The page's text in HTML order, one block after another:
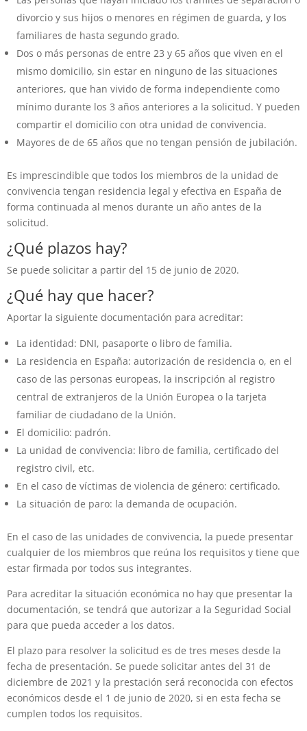
divorcio y sus hijos o menores en régimen de guarda, y los
familiares de hasta segundo grado.
Dos o más personas de entre 23 y 65 años que viven en el
mismo domicilio, sin estar en ninguno de las situaciones
anteriores, que han vivido de forma independiente como
mínimo durante los 3 años anteriores a la solicitud. Y pueden
compartir el domicilio con otra unidad de convivencia.
Mayores de de 65 años que no tengan pensión de jubilación.
Es imprescindible que todos los miembros de la unidad de
convivencia tengan residencia legal y efectiva en España de
forma continuada al menos durante un año antes de la
solicitud.
¿Qué plazos hay?
Se puede solicitar a partir del 15 de junio de 2020.
¿Qué hay que hacer?
Aportar la siguiente documentación para acreditar:
La identidad: DNI, pasaporte o libro de familia.
La residencia en España: autorización de residencia o, en el
caso de las personas europeas, la inscripción al registro
central de extranjeros de la Unión Europea o la tarjeta
familiar de ciudadano de la Unión.
El domicilio: padrón.
La unidad de convivencia: libro de familia, certificado del
registro civil, etc.
En el caso de víctimas de violencia de género: certificado.
La situación de paro: la demanda de ocupación.
En el caso de las unidades de convivencia, la puede presentar
cualquier de los miembros que reúna los requisitos y tiene que
estar firmada por todos sus integrantes.
Para acreditar la situación económica no hay que presentar la
documentación, se tendrá que autorizar a la Seguridad Social
para que pueda acceder a los datos.
El plazo para resolver la solicitud es de tres meses desde la
fecha de presentación. Se puede solicitar antes del 31 de
diciembre de 2021 y la prestación será reconocida con efectos
económicos desde el 1 de junio de 2020, si en esta fecha se
cumplen todos los requisitos.